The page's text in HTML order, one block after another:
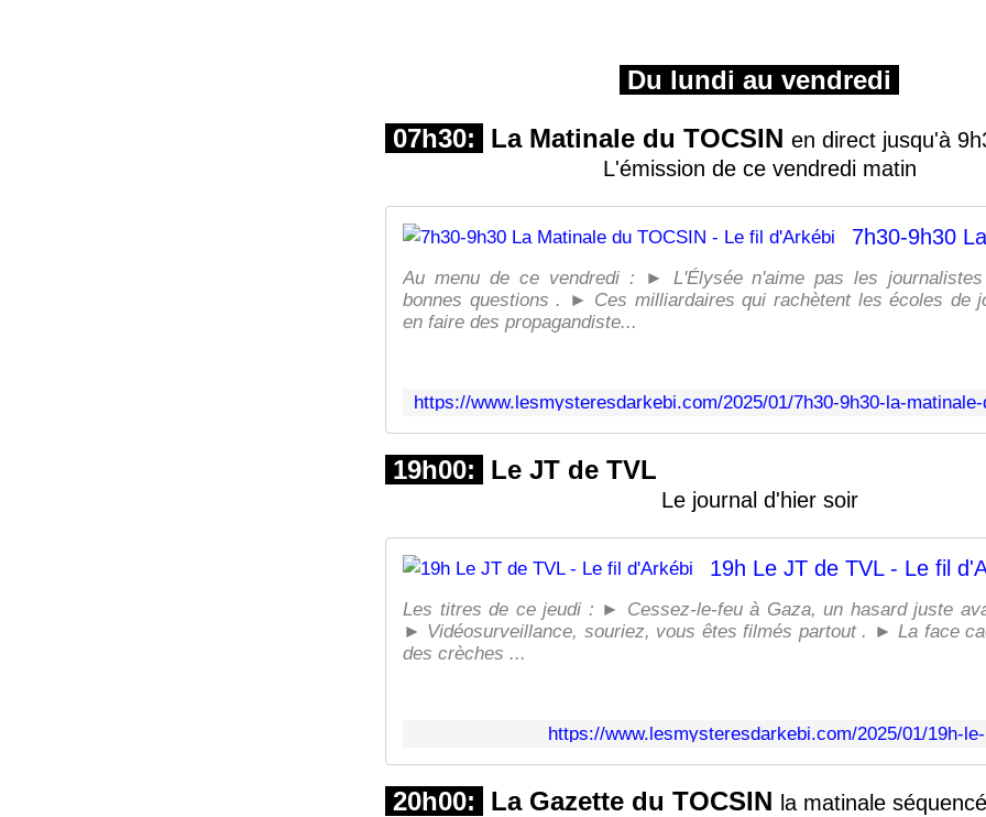
Du lundi au vendredi
07h30:
La Matinale du TOCSIN en direct jusqu'à
L'émission de ce vendredi matin
Au menu de ce vendredi : ► L'Élysée n'aime pas les
bonnes questions . ► Ces milliardaires qui rachètent les écoles de
en faire des propagandiste...
19h00: Le JT de TVL
Le journal d'hier soir
19h Le JT de TVL - Le fil
Les titres de ce jeudi : ► Cessez-le-feu à Gaza, un hasard juste
► Vidéosurveillance, souriez, vous êtes filmés partout . ► La face
des crèches ...
https://www.lesmysteresdarkebi.com/2025/01/19h-
20h00: La Gazette du TOCSIN la matinale